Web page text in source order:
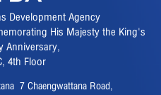
Development Agency
His Majesty the King's
Anniversary,
4th Floor
7 Chaengwattana Road,